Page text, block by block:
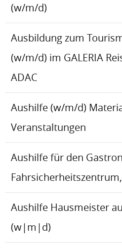
(w/m/d)
Ausbildung zum
(w/m/d) im GALERIA
ADAC
Aushilfe (w/m/d)
Veranstaltungen
Aushilfe für den
Aushilfe Hausmeister
(w|m|d)